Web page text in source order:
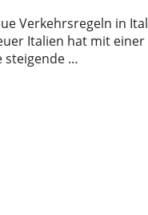
Verkehrsregeln in
Italien hat mit
steigende …